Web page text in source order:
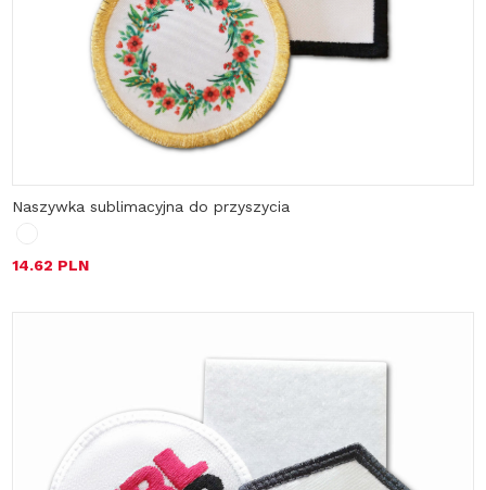
Naszywka sublimacyjna do przyszycia
14.62 PLN